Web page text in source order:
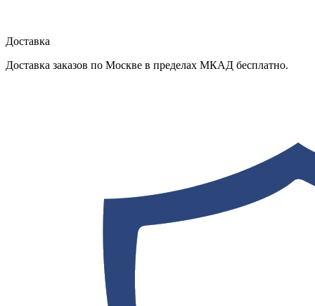
Доставка
Доставка заказов по Москве в пределах МКАД бесплатно.